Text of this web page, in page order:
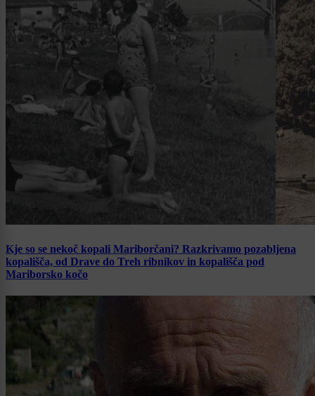
Kje so se nekoč kopali Mariborčani? Razkrivamo pozabljena
kopališča, od Drave do Treh ribnikov in kopališča pod
Mariborsko kočo